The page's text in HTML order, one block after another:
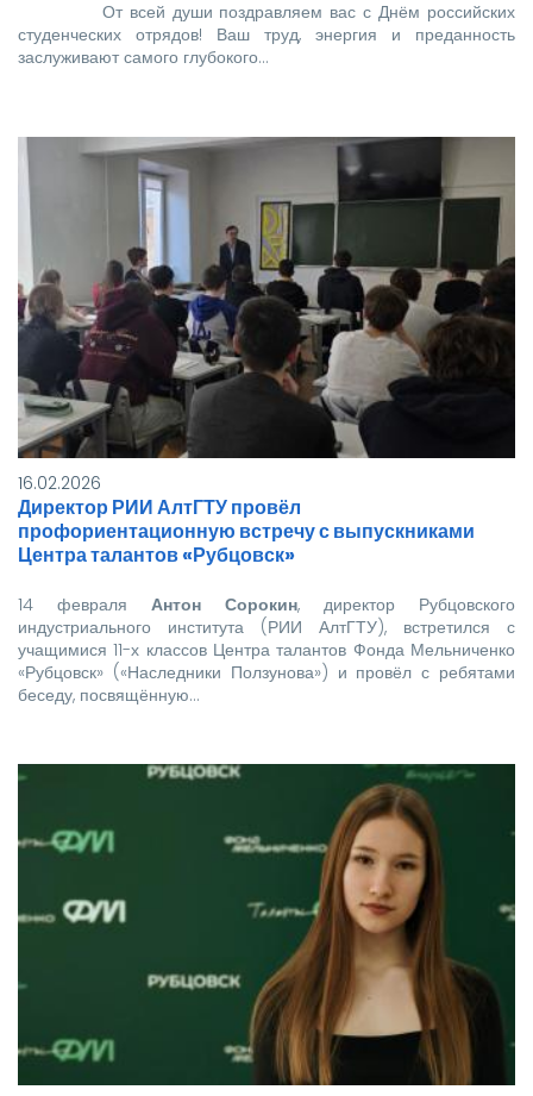
От всей души поздравляем вас с Днём российских
студенческих отрядов! Ваш труд, энергия и преданность
заслуживают самого глубокого…
16.02.2026
Директор РИИ АлтГТУ провёл
профориентационную встречу с выпускниками
Центра талантов «Рубцовск»
14 февраляАнтон Сорокин, директор Рубцовского
индустриального института (РИИ АлтГТУ), встретился с
учащимися 11-х классов Центра талантов Фонда Мельниченко
«Рубцовск» («Наследники Ползунова») и провёл с ребятами
беседу, посвящённую…